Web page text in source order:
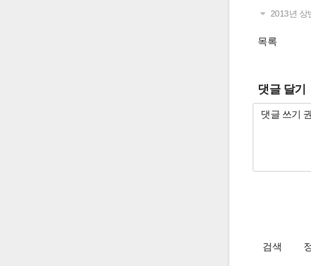
2013년 상
목록
댓글 달기
검색